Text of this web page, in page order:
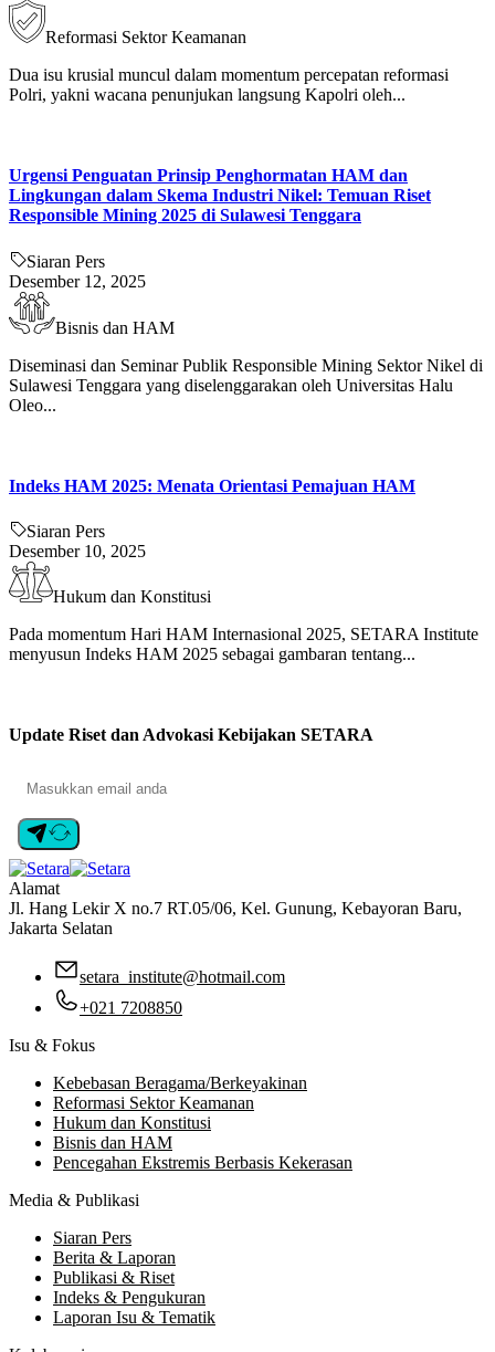
Reformasi Sektor Keamanan
Dua isu krusial muncul dalam momentum percepatan reformasi
Polri, yakni wacana penunjukan langsung Kapolri oleh...
Urgensi Penguatan Prinsip Penghormatan HAM dan
Lingkungan dalam Skema Industri Nikel: Temuan Riset
Responsible Mining 2025 di Sulawesi Tenggara
Siaran Pers
Desember 12, 2025
Bisnis dan HAM
Diseminasi dan Seminar Publik Responsible Mining Sektor Nikel di
Sulawesi Tenggara yang diselenggarakan oleh Universitas Halu
Oleo...
Indeks HAM 2025: Menata Orientasi Pemajuan HAM
Siaran Pers
Desember 10, 2025
Hukum dan Konstitusi
Pada momentum Hari HAM Internasional 2025, SETARA Institute
menyusun Indeks HAM 2025 sebagai gambaran tentang...
Update Riset dan Advokasi Kebijakan SETARA
Alamat
Jl. Hang Lekir X no.7 RT.05/06, Kel. Gunung, Kebayoran Baru,
Jakarta Selatan
setara_institute@hotmail.com
+021 7208850
Isu & Fokus
Kebebasan Beragama/Berkeyakinan
Reformasi Sektor Keamanan
Hukum dan Konstitusi
Bisnis dan HAM
Pencegahan Ekstremis Berbasis Kekerasan
Media & Publikasi
Siaran Pers
Berita & Laporan
Publikasi & Riset
Indeks & Pengukuran
Laporan Isu & Tematik